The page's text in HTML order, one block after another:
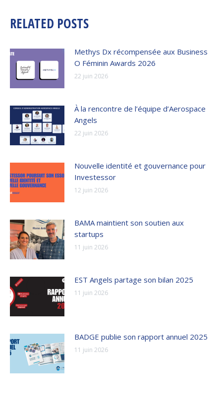
RELATED POSTS
Methys Dx récompensée aux Business
O Féminin Awards 2026
22 juin 2026
À la rencontre de l’équipe d’Aerospace
Angels
22 juin 2026
Nouvelle identité et gouvernance pour
Investessor
12 juin 2026
BAMA maintient son soutien aux
startups
11 juin 2026
EST Angels partage son bilan 2025
11 juin 2026
BADGE publie son rapport annuel 2025
11 juin 2026